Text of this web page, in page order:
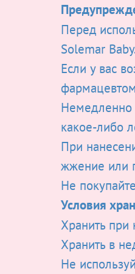
Перед
Solemar
Если у вас
Немедленно
какое-либо
При
жжение или
Не
Условия
Хранить
Хранить в
Не